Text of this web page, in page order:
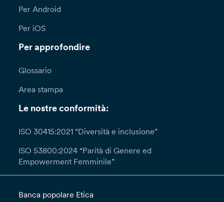
Per Android
Per iOS
Per approfondire
Glossario
Area stampa
Le nostre conformità:
ISO 30415:2021 “Diversità e inclusione”
ISO 53800:2024 “Parità di Genere ed
Empowerment Femminile”
Banca popolare Etica